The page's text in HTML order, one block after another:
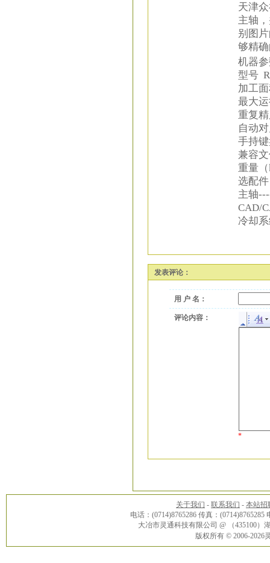
天津
主轴
别图
够精
机器
型号
加工
最大
重复精
自动
手持
兼容
重量
选配件
主轴
CAD/
冷却
发表评论：
用 户 名：
评论内容：
*
关于我们 - 联系我们 - 本站招
电话：(0714)8765286 传真：(0714)8765285
大冶市灵通科技有限公司 @ （435100
版权所有 © 2006-2026